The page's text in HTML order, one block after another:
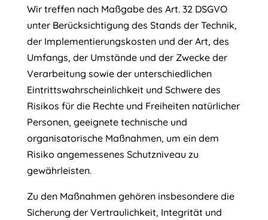
Wir treffen nach Maßgabe des Art. 32 DSGVO
unter Berücksichtigung des Stands der Technik,
der Implementierungskosten und der Art, des
Umfangs, der Umstände und der Zwecke der
Verarbeitung sowie der unterschiedlichen
Eintrittswahrscheinlichkeit und Schwere des
Risikos für die Rechte und Freiheiten natürlicher
Personen, geeignete technische und
organisatorische Maßnahmen, um ein dem
Risiko angemessenes Schutzniveau zu
gewährleisten.
Zu den Maßnahmen gehören insbesondere die
Sicherung der Vertraulichkeit, Integrität und